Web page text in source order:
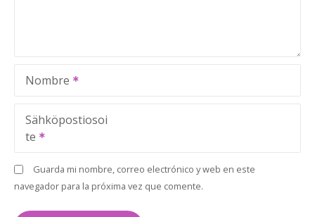
Nombre
Sähköpostiosoi
te
Guarda mi nombre, correo electrónico y web en este
navegador para la próxima vez que comente.